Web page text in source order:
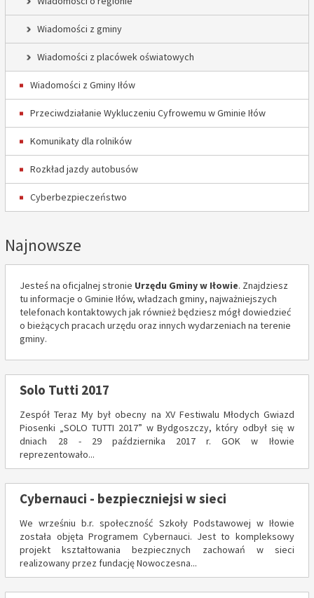
Wiadomości z gminy
Wiadomości z placówek oświatowych
Wiadomości z Gminy Iłów
Przeciwdziałanie Wykluczeniu Cyfrowemu w Gminie Iłów
Komunikaty dla rolników
Rozkład jazdy autobusów
Cyberbezpieczeństwo
Najnowsze
Jesteś na oficjalnej stronie Urzędu Gminy w Iłowie. Znajdziesz
tu informacje o Gminie Iłów, władzach gminy, najważniejszych
telefonach kontaktowych jak również będziesz mógł dowiedzieć
o bieżących pracach urzędu oraz innych wydarzeniach na terenie
gminy.
Solo Tutti 2017
Zespół Teraz My był obecny na XV Festiwalu Młodych Gwiazd
Piosenki „SOLO TUTTI 2017” w Bydgoszczy, który odbył się w
dniach 28 - 29 października 2017 r. GOK w Iłowie
reprezentowało...
Cybernauci - bezpieczniejsi w sieci
We wrześniu b.r. społeczność Szkoły Podstawowej w Iłowie
została objęta Programem Cybernauci. Jest to kompleksowy
projekt kształtowania bezpiecznych zachowań w sieci
realizowany przez fundację Nowoczesna...